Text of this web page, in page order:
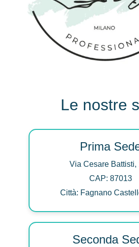
Le nostre
Prima
Via Cesare Battisti,
CAP: 87013
Città: Fagnano
Seconda